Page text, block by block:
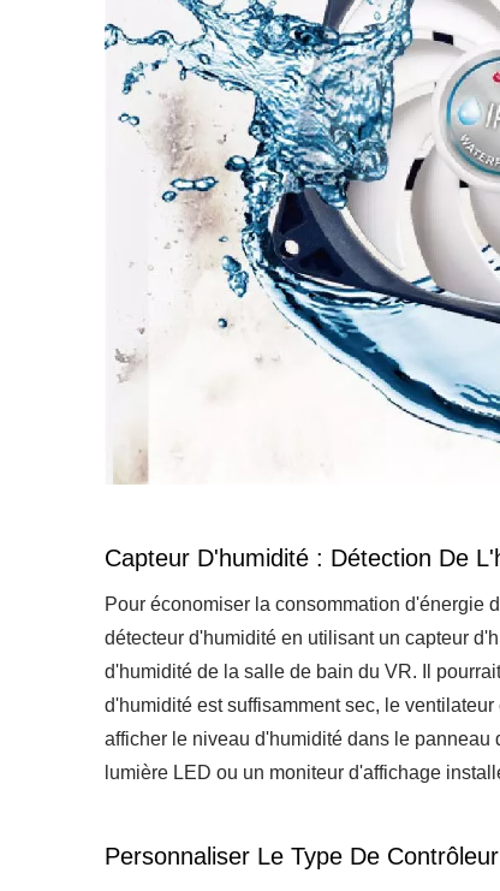
Capteur D'humidité : Détection De
Pour économiser la consommation d'énergie
détecteur d'humidité en utilisant un capteur
d'humidité de la salle de bain du VR. Il
d'humidité est suffisamment sec, le
afficher le niveau d'humidité dans le
lumière LED ou un moniteur d'affichage
Personnaliser Le Type De